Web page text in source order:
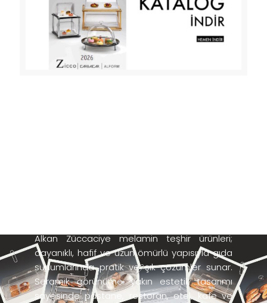
Alkan Züccaciye melamin teşhir ürünleri;
dayanıklı, hafif ve uzun ömürlü yapısıyla gıda
sunumlarında pratik ve şık çözümler sunar.
Seramik görünüme yakın estetik tasarımı
sayesinde pastane, restoran, otel, kafe ve